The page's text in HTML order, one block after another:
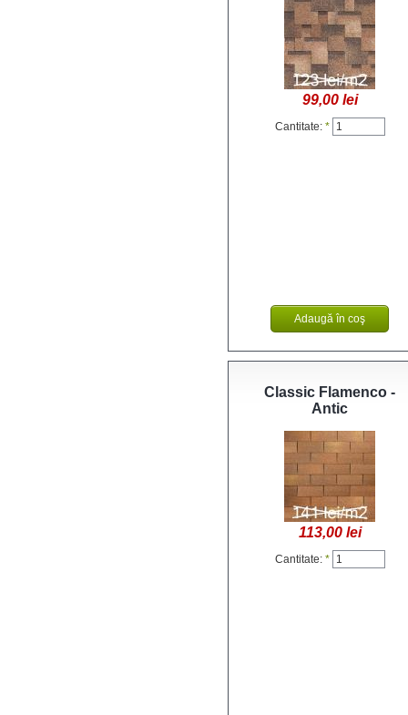
99,00 lei
Cantitate: *
Classic Flamenco -
Antic
113,00 lei
Cantitate: *